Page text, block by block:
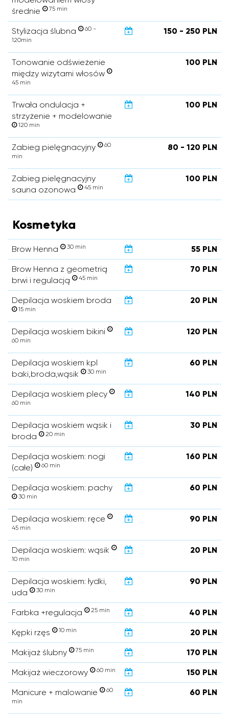
średnie
75 min
Stylizacja ślubna
60 -
120min
150 - 250 PLN
Tonowanie odświeżenie
między wizytami włosów
45 min
100 PLN
Trwała ondulacja +
strzyżenie + modelowanie
120 min
100 PLN
Zabieg pielęgnacyjny
60
min
80 - 120 PLN
Zabieg pielęgnacyjny
sauna ozonowa
45 min
100 PLN
Kosmetyka
Brow Henna 30 min 55 PLN
Brow Henna z geometrią
brwi i regulacją
45 min
70 PLN
Depilacja woskiem broda
15 min
20 PLN
Depilacja woskiem bikini
60 min
120 PLN
Depilacja woskiem kpl
baki,broda,wąsik
30 min
60 PLN
Depilacja woskiem plecy
60 min
140 PLN
Depilacja woskiem wąsik i
broda
20 min
30 PLN
Depilacja woskiem: nogi
(całe)
60 min
160 PLN
Depilacja woskiem: pachy
30 min
60 PLN
Depilacja woskiem: ręce
45 min
90 PLN
Depilacja woskiem: wąsik
10 min
20 PLN
Depilacja woskiem: łydki,
uda
30 min
90 PLN
Farbka +regulacja 25 min 40 PLN
Kępki rzęs 10 min 20 PLN
Makijaż ślubny 75 min 170 PLN
Makijaż wieczorowy 60 min 150 PLN
Manicure + malowanie
60
min
60 PLN